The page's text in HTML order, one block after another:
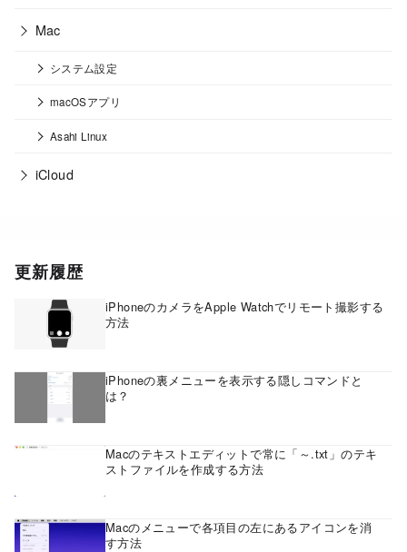
Mac
システム設定
macOSアプリ
Asahi Linux
iCloud
更新履歴
iPhoneのカメラをApple Watchでリモート撮影する
方法
iPhoneの裏メニューを表示する隠しコマンドと
は？
Macのテキストエディットで常に「～.txt」のテキ
ストファイルを作成する方法
Macのメニューで各項目の左にあるアイコンを消
す方法